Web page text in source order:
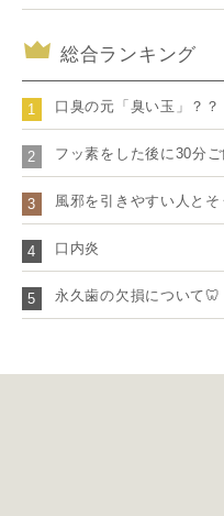
総合ランキング
1 口臭の元「臭い玉」？？
2 フッ素をした後に30分
3 風邪を引きやすい人と
4 口内炎
5 永久歯の欠損について🦷